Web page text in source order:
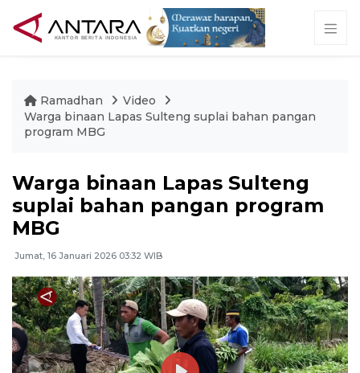
Ramadhan
Video
Warga binaan Lapas Sulteng suplai bahan pangan
program MBG
Warga binaan Lapas Sulteng
suplai bahan pangan program
MBG
Jumat, 16 Januari 2026 03:32 WIB